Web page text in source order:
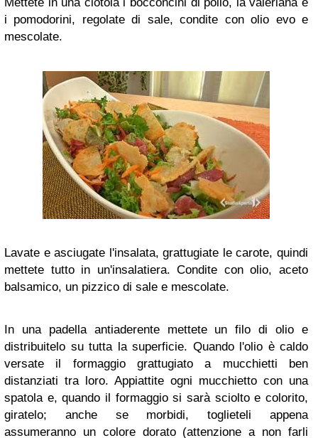
i pomodorini, regolate di sale, condite con olio evo e
mescolate.
Lavate e asciugate l'insalata, grattugiate le carote, quindi
mettete tutto in un'insalatiera. Condite con olio, aceto
balsamico, un pizzico di sale e mescolate.
In una padella antiaderente mettete un filo di olio e
distribuitelo su tutta la superficie. Quando l'olio è caldo
versate il formaggio grattugiato a mucchietti ben
distanziati tra loro. Appiattite ogni mucchietto con una
spatola e, quando il formaggio si sarà sciolto e colorito,
giratelo; anche se morbidi, toglieteli appena
assumeranno un colore dorato (attenzione a non farli